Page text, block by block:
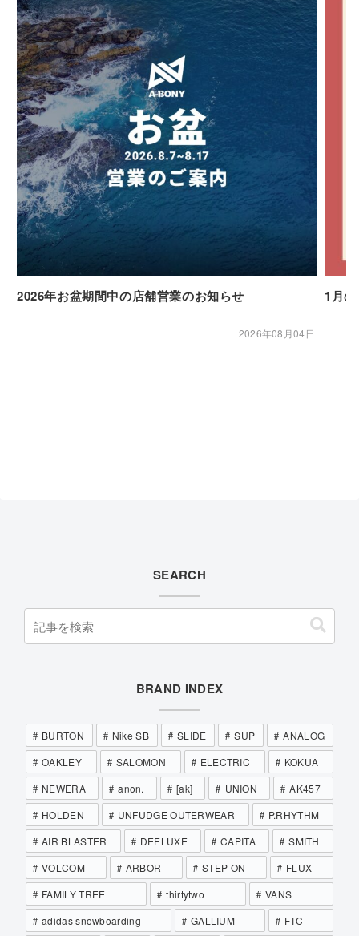
2026年お盆期間中の店舗営業のお知らせ
2026年08月04日
1月
SEARCH
BRAND INDEX
BURTON Nike SB SLIDE SUP
ANALOG
OAKLEY
SALOMON ELECTRIC
KOKUA
NEWERA
anon. [ak] UNION
AK457
HOLDEN
UNFUDGE OUTERWEAR
P.RHYTHM
AIR BLASTER
DEELUXE CAPITA
SMITH
VOLCOM
ARBOR STEP ON
FLUX
FAMILY TREE
thirtytwo
VANS
adidas snowboarding
GALLIUM
FTC